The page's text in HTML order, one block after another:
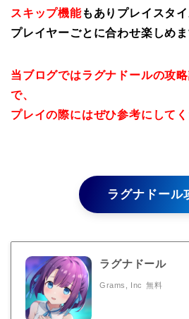
スキップ機能もありプレイスタ
プレイヤーごとに合わせ楽しめま
当ブログではラグナドールの攻
で、
プレイの際にはぜひ参考にしてく
ラグナドール
ラグナドール
Grams, Inc 無料